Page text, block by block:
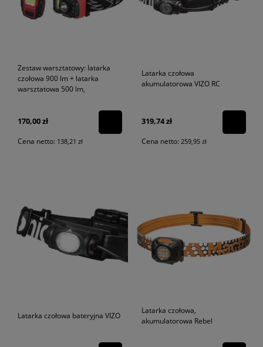
Zestaw warsztatowy: latarka
czołowa 900 lm + latarka
warsztatowa 500 lm,
170,00 zł
Cena netto: 138,21 zł
Latarka czołowa
akumulatorowa VIZO RC
319,74 zł
Cena netto: 259,95 zł
Latarka czołowa bateryjna VIZO
Latarka czołowa,
akumulatorowa Rebel